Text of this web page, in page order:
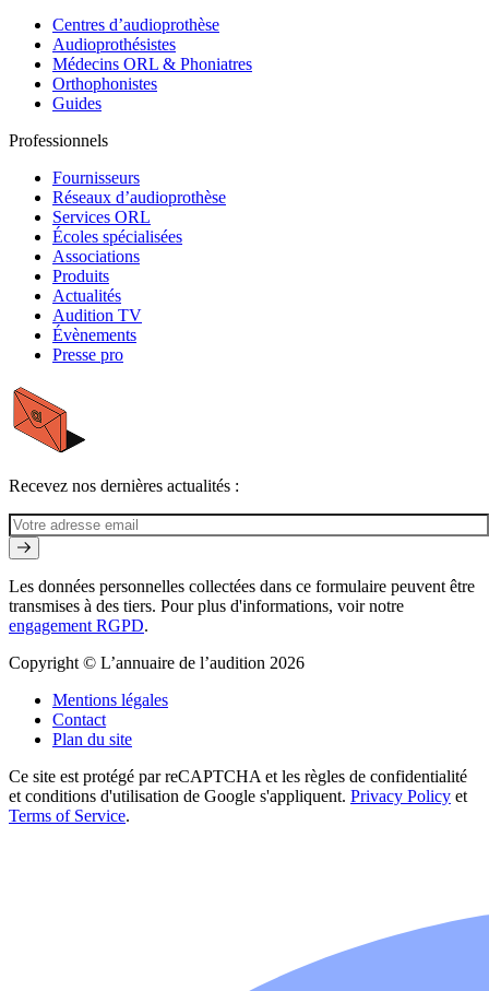
Centres d’audioprothèse
Audioprothésistes
Médecins ORL & Phoniatres
Orthophonistes
Guides
Professionnels
Fournisseurs
Réseaux d’audioprothèse
Services ORL
Écoles spécialisées
Associations
Produits
Actualités
Audition TV
Évènements
Presse pro
Recevez nos dernières actualités :
Les données personnelles collectées dans ce formulaire peuvent être
transmises à des tiers. Pour plus d'informations, voir notre
engagement RGPD.
Copyright © L’annuaire de l’audition 2026
Mentions légales
Contact
Plan du site
Ce site est protégé par reCAPTCHA et les règles de confidentialité
et conditions d'utilisation de Google s'appliquent. Privacy Policy et
Terms of Service.